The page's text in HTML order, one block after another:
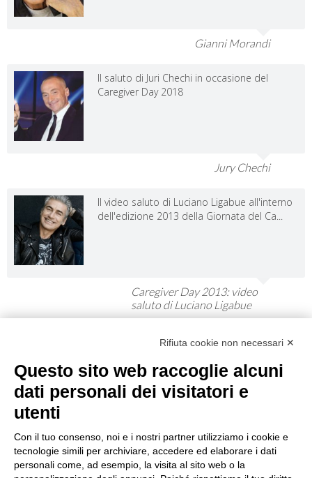
Gianni Morandi
Il saluto di Juri Chechi in occasione del
Caregiver Day 2018
Jury Chechi
Il video saluto di Luciano Ligabue all'interno
dell'edizione 2013 della Giornata del Ca...
Caregiver Day 2013: video
saluto di Luciano Ligabue
View All
Rifiuta cookie non necessari ✕
Questo sito web raccoglie alcuni
dati personali dei visitatori e
utenti
Con il tuo consenso, noi e i nostri partner utilizziamo i cookie e
tecnologie simili per archiviare, accedere ed elaborare i dati
personali come, ad esempio, la visita al sito web o la